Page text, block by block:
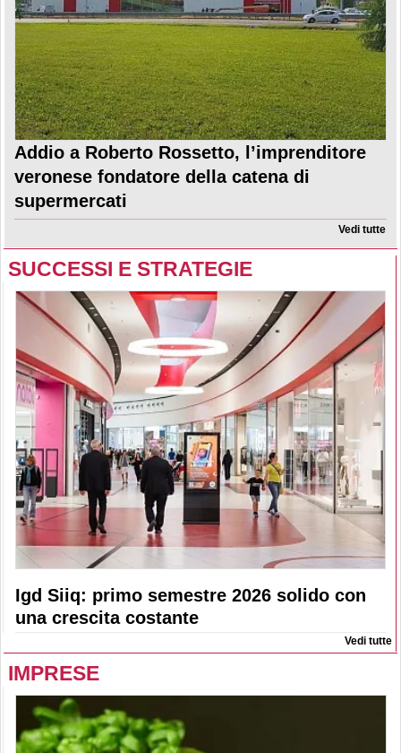
Addio a Roberto Rossetto, l’imprenditore
veronese fondatore della catena di
supermercati
Vedi tutte
SUCCESSI E STRATEGIE
Igd Siiq: primo semestre 2026 solido con
una crescita costante
Vedi tutte
IMPRESE